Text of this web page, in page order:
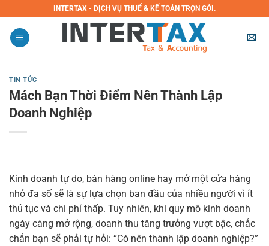
nội
INTERTAX - DỊCH VỤ THUẾ & KẾ TOÁN TRỌN GÓI.
TIN TỨC
Mách Bạn Thời Điểm Nên Thành Lập
Doanh Nghiệp
Kinh doanh tự do, bán hàng online hay mở một cửa hàng
nhỏ đa số sẽ là sự lựa chọn ban đầu của nhiều người vì ít
thủ tục và chi phí thấp. Tuy nhiên, khi quy mô kinh doanh
ngày càng mở rộng, doanh thu tăng trưởng vượt bậc, chắc
chắn bạn sẽ phải tự hỏi: “Có nên thành lập doanh nghiệp?”